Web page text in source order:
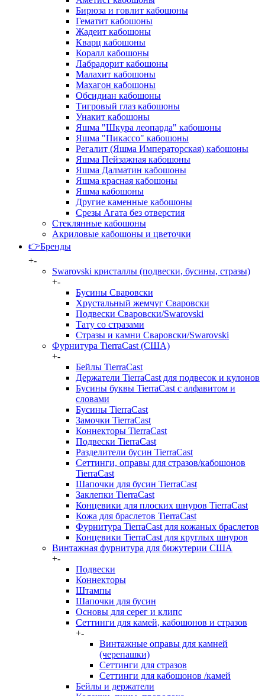
Бирюза и говлит кабошоны
Гематит кабошоны
Жадеит кабошоны
Кварц кабошоны
Коралл кабошоны
Лабрадорит кабошоны
Малахит кабошоны
Махагон кабошоны
Обсидиан кабошоны
Тигровый глаз кабошоны
Унакит кабошоны
Яшма "Шкура леопарда" кабошоны
Яшма "Пикассо" кабошоны
Регалит (Яшма Императорская) кабошоны
Яшма Пейзажная кабошоны
Яшма Далматин кабошоны
Яшма красная кабошоны
Яшма кабошоны
Другие каменные кабошоны
Срезы Агата без отверстия
Стеклянные кабошоны
Акриловые кабошоны и цветочки
👉Бренды
+-
Swarovski кристаллы (подвески, бусины, стразы)
+-
Бусины Сваровски
Хрустальный жемчуг Сваровски
Подвески Сваровски/Swarovski
Тату со стразами
Стразы и камни Сваровски/Swarovski
Фурнитура TierraCast (США)
+-
Бейлы TierraCast
Держатели TierraCast для подвесок и кулонов
Бусины буквы TierraCast с алфавитом и
словами
Бусины TierraCast
Замочки TierraCast
Коннекторы TierraCast
Подвески TierraCast
Разделители бусин TierraCast
Сеттинги, оправы для стразов/кабошонов
TierraCast
Шапочки для бусин TierraCast
Заклепки TierraCast
Концевики для плоских шнуров TierraCast
Кожа для браслетов TierraCast
Фурнитура TierraCast для кожаных браслетов
Концевики TierraCast для круглых шнуров
Винтажная фурнитура для бижутерии США
+-
Подвески
Коннекторы
Штампы
Шапочки для бусин
Основы для серег и клипс
Сеттинги для камей, кабошонов и стразов
+-
Винтажные оправы для камней
(черепашки)
Сеттинги для стразов
Сеттинги для кабошонов /камей
Бейлы и держатели